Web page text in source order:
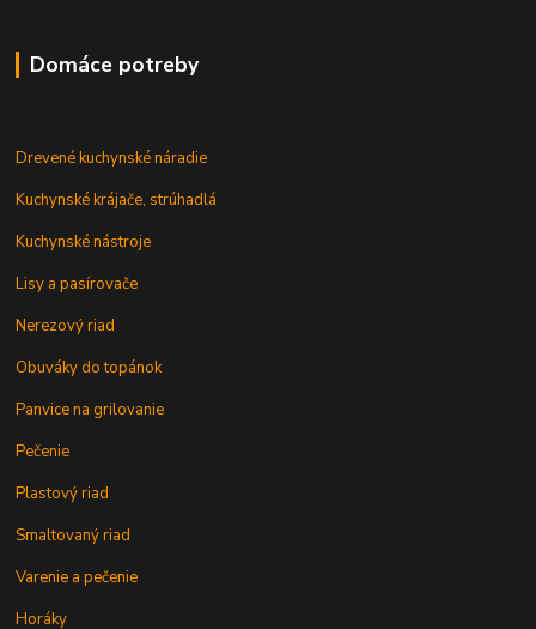
Domáce potreby
Drevené kuchynské náradie
Kuchynské krájače, strúhadlá
Kuchynské nástroje
Lisy a pasírovače
Nerezový riad
Obuváky do topánok
Panvice na grilovanie
Pečenie
Plastový riad
Smaltovaný riad
Varenie a pečenie
Horáky